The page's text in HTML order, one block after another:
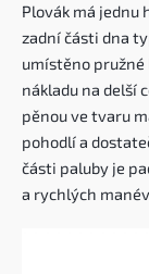
Plovák má
zadní části dna
umístěno pružné
nákladu na delší
pěnou ve tvaru
pohodlí a
části paluby je
a rychlých